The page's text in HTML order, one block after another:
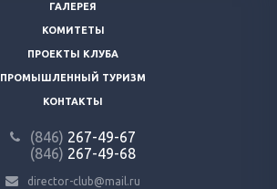
ГАЛЕРЕЯ
КОМИТЕТЫ
ПРОЕКТЫ КЛУБА
ПРОМЫШЛЕННЫЙ ТУРИЗМ
КОНТАКТЫ
(846) 267-49-67
(846) 267-49-68
director-club@mail.ru